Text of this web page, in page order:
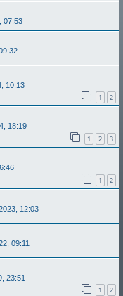
07:53
10:13
1 2
18:19
1 2 3
1 2
12:03
09:11
23:51
1 2